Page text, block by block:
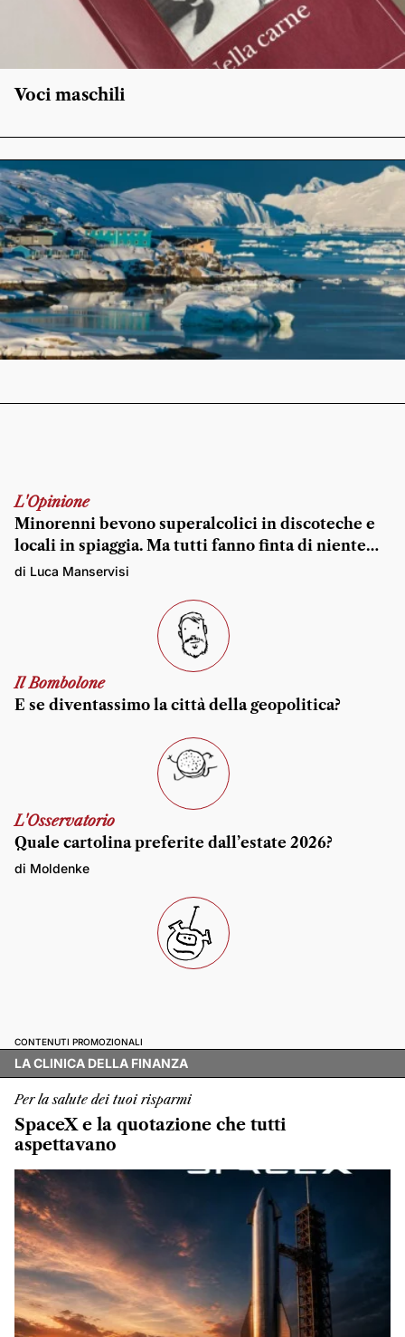
Voci maschili
L'Opinione
Minorenni bevono superalcolici in discoteche e
locali in spiaggia. Ma tutti fanno finta di niente…
di Luca Manservisi
Il Bombolone
E se diventassimo la città della geopolitica?
L'Osservatorio
Quale cartolina preferite dall’estate 2026?
di Moldenke
CONTENUTI PROMOZIONALI
LA CLINICA DELLA FINANZA
Per la salute dei tuoi risparmi
SpaceX e la quotazione che tutti
aspettavano